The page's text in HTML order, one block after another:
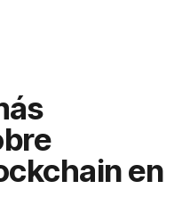
en